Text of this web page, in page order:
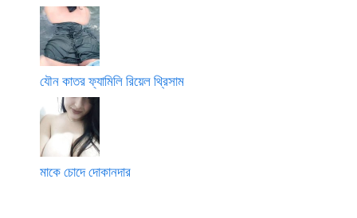
যৌন কাতর ফ্যামিলি রিয়েল থ্রিসাম
মাকে চোদে দোকানদার